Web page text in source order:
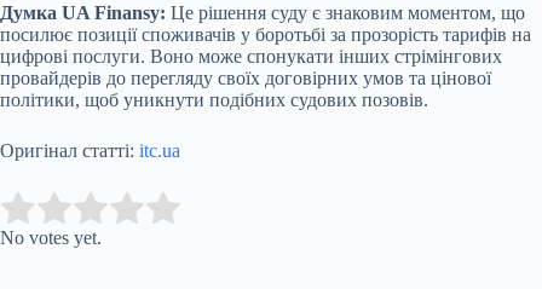
Думка UA Finansy: Це рішення суду є знаковим моментом, що
посилює позиції споживачів у боротьбі за прозорість тарифів на
цифрові послуги. Воно може спонукати інших стрімінгових
провайдерів до перегляду своїх договірних умов та цінової
політики, щоб уникнути подібних судових позовів.
Оригінал статті: itc.ua
Rate this item:
No votes yet.